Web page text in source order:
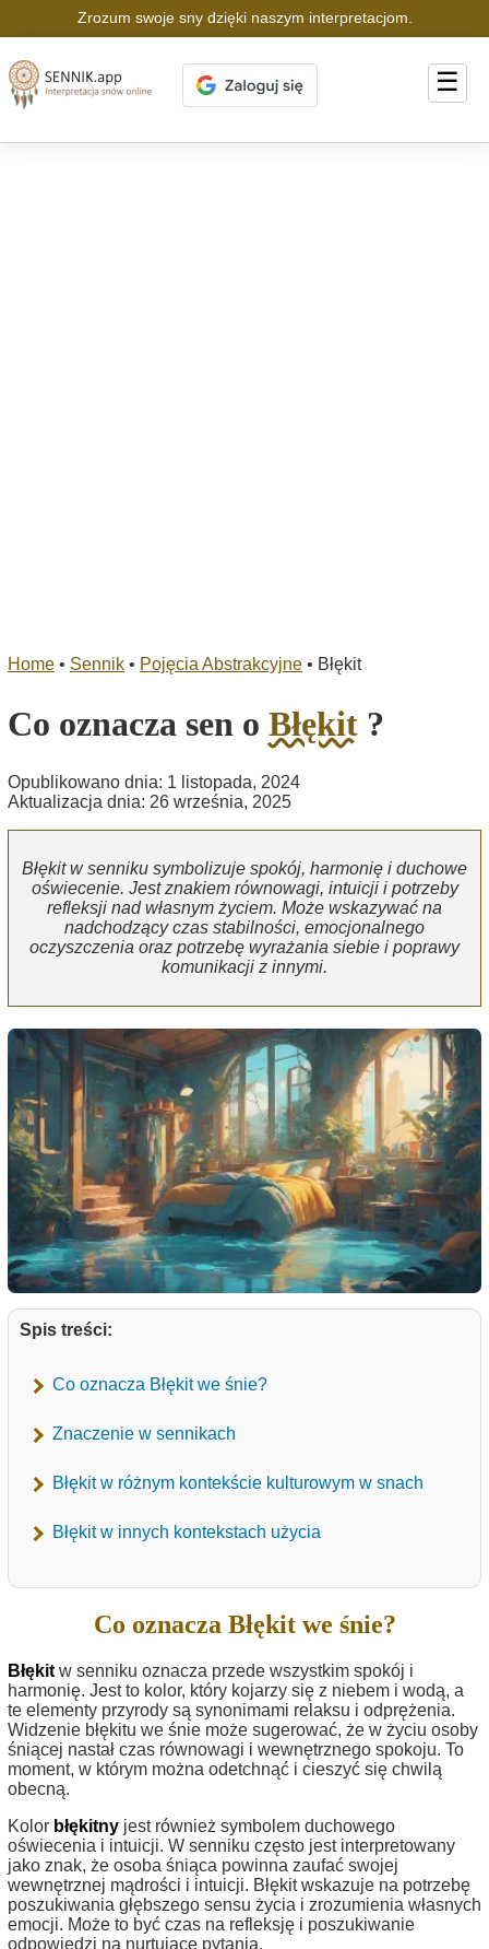
Zrozum swoje sny dzięki naszym interpretacjom.
☰
Home • Sennik • Pojęcia Abstrakcyjne • Błękit
Co oznacza sen o Błękit ?
Opublikowano dnia: 1 listopada, 2024
Aktualizacja dnia: 26 września, 2025
Błękit w senniku symbolizuje spokój, harmonię i duchowe
oświecenie. Jest znakiem równowagi, intuicji i potrzeby
refleksji nad własnym życiem. Może wskazywać na
nadchodzący czas stabilności, emocjonalnego
oczyszczenia oraz potrzebę wyrażania siebie i poprawy
komunikacji z innymi.
Spis treści:
Co oznacza Błękit we śnie?
Znaczenie w sennikach
Błękit w różnym kontekście kulturowym w snach
Błękit w innych kontekstach użycia
Co oznacza Błękit we śnie?
Błękit w senniku oznacza przede wszystkim spokój i
harmonię. Jest to kolor, który kojarzy się z niebem i wodą, a
te elementy przyrody są synonimami relaksu i odprężenia.
Widzenie błękitu we śnie może sugerować, że w życiu osoby
śniącej nastał czas równowagi i wewnętrznego spokoju. To
moment, w którym można odetchnąć i cieszyć się chwilą
obecną.
Kolor błękitny jest również symbolem duchowego
oświecenia i intuicji. W senniku często jest interpretowany
jako znak, że osoba śniąca powinna zaufać swojej
wewnętrznej mądrości i intuicji. Błękit wskazuje na potrzebę
poszukiwania głębszego sensu życia i zrozumienia własnych
emocji. Może to być czas na refleksję i poszukiwanie
odpowiedzi na nurtujące pytania.